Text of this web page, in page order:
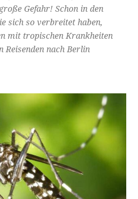
Gefahr! Schon in den
sich so verbreitet haben,
mit tropischen Krankheiten
Reisenden nach Berlin